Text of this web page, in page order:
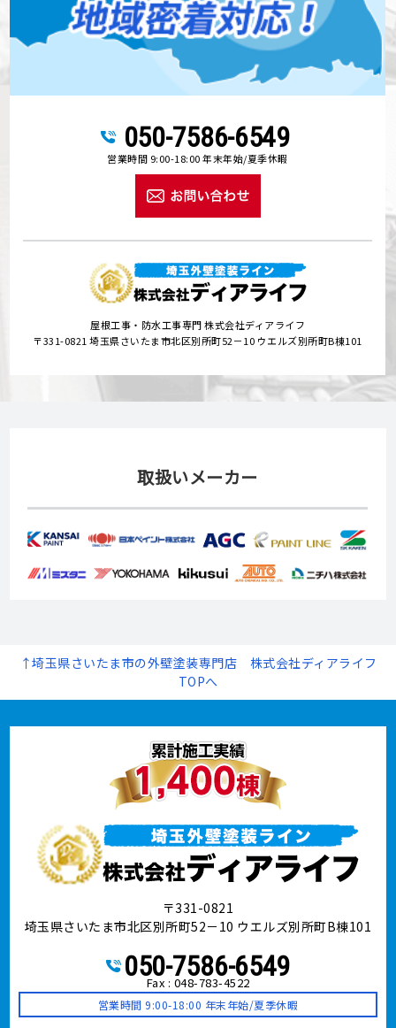
050-7586-6549
営業時間 9:00-18:00 年末年始/夏季休暇
屋根工事・防水工事専門 株式会社ディアライフ
〒331-0821 埼玉県さいたま市北区別所町52－10 ウエルズ別所町B棟101
取扱いメーカー
↑埼玉県さいたま市の外壁塗装専門店 株式会社ディアライフ
TOPへ
〒331-0821
埼玉県さいたま市北区別所町52－10 ウエルズ別所町B棟101
050-7586-6549
Fax : 048-783-4522
営業時間 9:00-18:00 年末年始/夏季休暇